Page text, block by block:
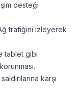
desteği
trafiğini izleyerek
tablet gibi
karşı